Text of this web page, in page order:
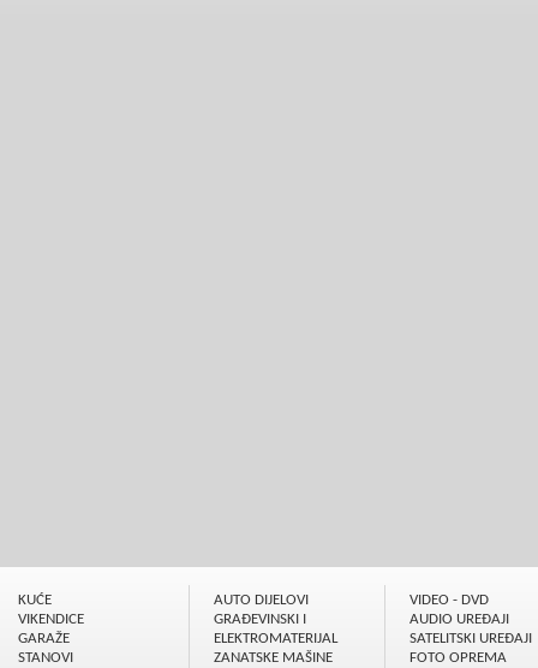
KUĆE
VIKENDICE
GARAŽE
STANOVI
AUTO DIJELOVI
GRAÐEVINSKI I
ELEKTROMATERIJAL
ZANATSKE MAŠINE
VIDEO - DVD
AUDIO UREÐAJI
SATELITSKI UREÐAJI
FOTO OPREMA